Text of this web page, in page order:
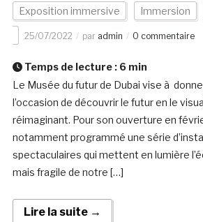
Exposition immersive Immersion
25/07/2022 par admin 0 commentaire
Temps de lecture : 6 min
Le Musée du futur de Dubai vise à
l’occasion de découvrir le futur en le
réimaginant. Pour son ouverture en
notamment programmé une série
spectaculaires qui mettent en lumière
mais fragile de notre […]
Lire la suite →